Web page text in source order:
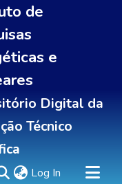
de
e
Digital da
Técnico
Log In (current)